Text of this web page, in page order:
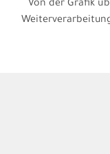
Von der Grafik